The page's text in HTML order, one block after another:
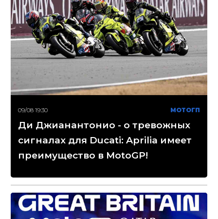
09/08 19:30 МОТОГП
Ди Джианантонио - о тревожных
сигналах для Ducati: Aprilia имеет
преимущество в MotoGP!